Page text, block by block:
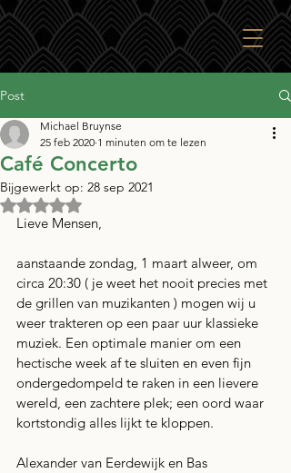
Post
Café Concerto
Michael Bruynse
25 feb 2020 1 minuten om te lezen
Bijgewerkt op: 28 sep 2021
Beoordeeld met NaN uit 5 sterren.
Lieve Mensen,
aanstaande zondag, 1 maart alweer, om
circa 20:30 ( je weet het nooit precies met
de grillen van muzikanten ) mogen wij u
weer trakteren op een paar uur klassieke
muziek. Een optimale manier om een
hectische week af te sluiten en even fijn
ondergedompeld te raken in een lievere
wereld, een zachtere plek; een oord waar
kortstondig alles lijkt te kloppen.
Alexander van Eerdewijk en Bas